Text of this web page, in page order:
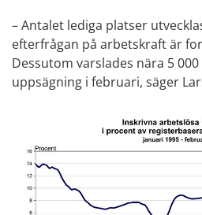
– Antalet lediga platser
efterfrågan på arbetskraft är
Dessutom varslades nära 5
uppsägning i februari, säger